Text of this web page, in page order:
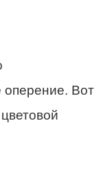
оперение. Вот